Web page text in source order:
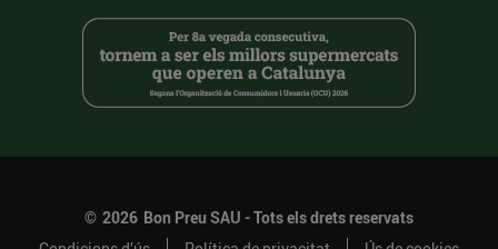
© 2026 Bon Preu SAU - Tots els drets reservats